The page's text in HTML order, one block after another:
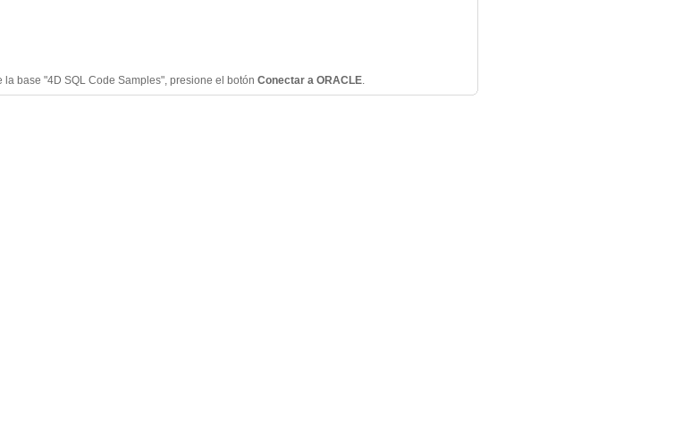
base "4D SQL Code Samples", presione el botón Conectar a ORACLE.